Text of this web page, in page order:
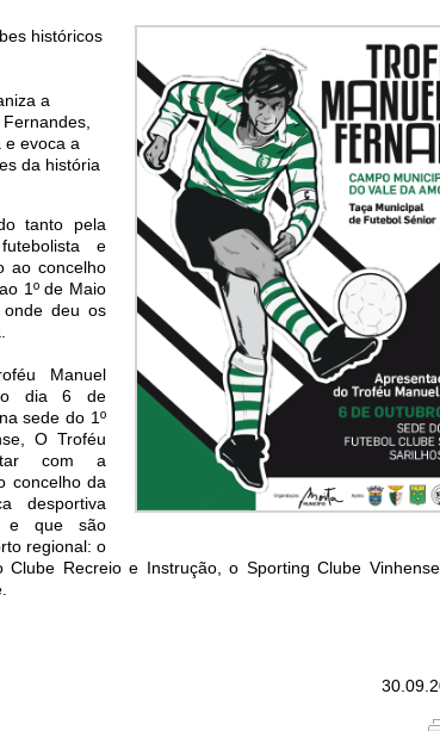
históricos
a
e evoca a
da história
tanto pela
e
ao concelho
1º de Maio
onde deu os
Manuel
dia 6 de
sede do 1º
O Troféu
com a
concelho da
desportiva
e que são
regional: o
Clube Recreio e Instrução, o Sporting Clube